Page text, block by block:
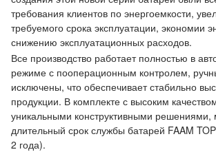
требования клиентов по энергоемкости,
требуемого срока эксплуатации, экономии
снижению эксплуатационных расходов.
Все производство работает полностью в
режиме с пооперационным контролем,
исключены, что обеспечивает стабильно
продукции. В комплекте с высоким
уникальными конструктивными
длительный срок службы батарей FAAM
2 года).